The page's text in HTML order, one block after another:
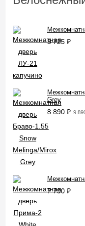
3 725 ₽
Grey
8 890 ₽ 9
7 790 ₽